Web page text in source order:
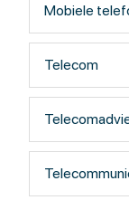
Leiden, van
BosKalis en
Even sparren?
MEcom
een
MEcom
Mobiele
Telecom